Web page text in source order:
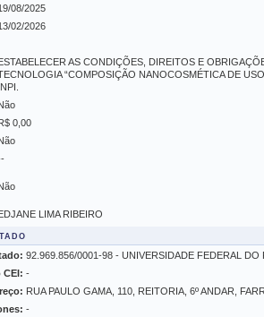
08/2025
02/2026
AS CONDIÇÕES, DIREITOS E
“COMPOSIÇÃO NANOCOSMÉTICA DE
0,00
LIMA RIBEIRO
92.969.856/0001-98 - UNIVERSIDADE FEDERAL
CEI: -
RUA PAULO GAMA, 110, REITORIA, 6º ANDAR,
-